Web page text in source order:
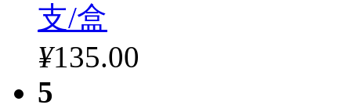
支/盒
¥135.00
5